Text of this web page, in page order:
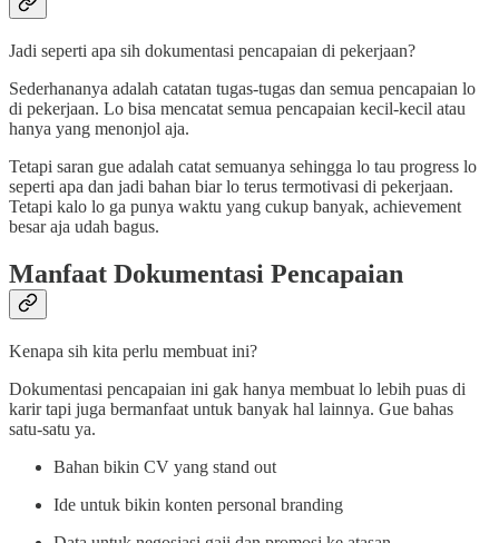
Jadi seperti apa sih dokumentasi pencapaian di pekerjaan?
Sederhananya adalah catatan tugas-tugas dan semua pencapaian lo
di pekerjaan. Lo bisa mencatat semua pencapaian kecil-kecil atau
hanya yang menonjol aja.
Tetapi saran gue adalah catat semuanya sehingga lo tau progress lo
seperti apa dan jadi bahan biar lo terus termotivasi di pekerjaan.
Tetapi kalo lo ga punya waktu yang cukup banyak, achievement
besar aja udah bagus.
Manfaat Dokumentasi Pencapaian
Kenapa sih kita perlu membuat ini?
Dokumentasi pencapaian ini gak hanya membuat lo lebih puas di
karir tapi juga bermanfaat untuk banyak hal lainnya. Gue bahas
satu-satu ya.
Bahan bikin CV yang stand out
Ide untuk bikin konten personal branding